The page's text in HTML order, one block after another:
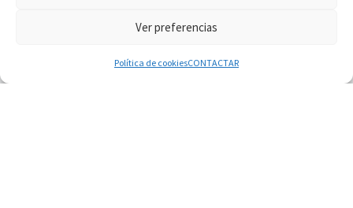
Ver preferencias
Política de cookiesCONTACTAR
Diaconado permanente– Todos los derechos reservados
WP